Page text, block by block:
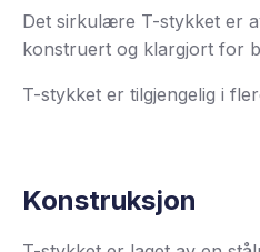
Det sirkulære T-stykket er
konstruert og klargjort for
T-stykket er tilgjengelig i
Konstruksjon